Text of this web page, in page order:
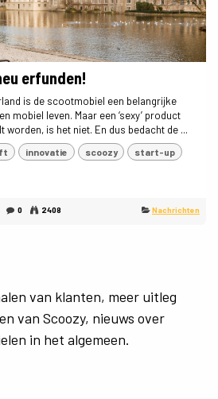
erfunden!
is de scootmobiel een belangrijke
mobiel leven. Maar een ‘sexy’ product
worden, is het niet. En dus bedacht de ...
innovatie scoozy start-up
0 2408 Nachrichten
van klanten, meer uitleg
van Scoozy, nieuws over
in het algemeen.